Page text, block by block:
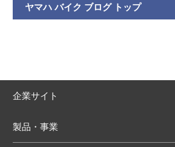
ヤマハ バイク ブログ トップ
企業サイト
製品・事業